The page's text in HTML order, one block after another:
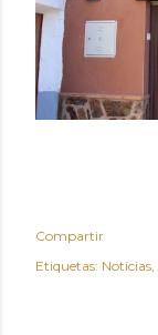
Compartir
Etiquetas: Noticias